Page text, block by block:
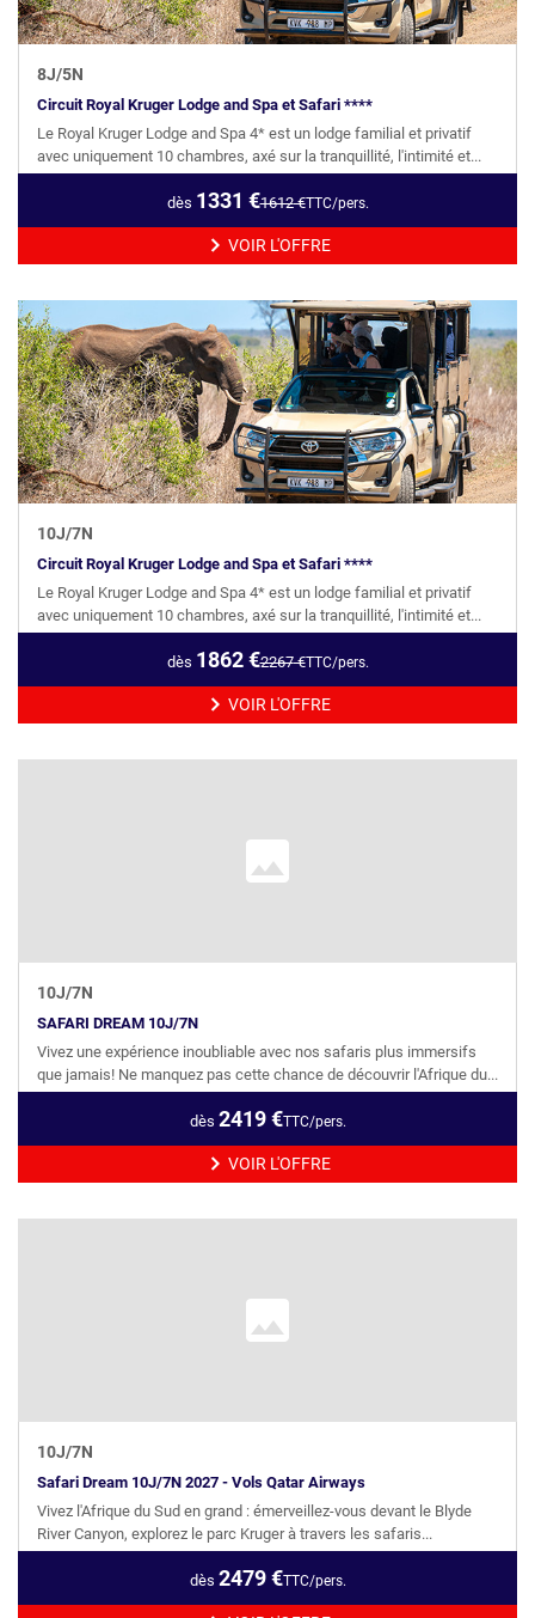
8J/5N
Circuit Royal Kruger Lodge and Spa et Safari ****
Le Royal Kruger Lodge and Spa 4* est un lodge familial et privatif
avec uniquement 10 chambres, axé sur la tranquillité, l'intimité et...
dès 1331 €1612€TTC/pers.
VOIR L'OFFRE
10J/7N
Circuit Royal Kruger Lodge and Spa et Safari ****
Le Royal Kruger Lodge and Spa 4* est un lodge familial et privatif
avec uniquement 10 chambres, axé sur la tranquillité, l'intimité et...
dès 1862€2267€TTC/pers.
VOIR L'OFFRE
10J/7N
SAFARI DREAM 10J/7N
Vivez une expérience inoubliable avec nos safaris plus immersifs
que jamais! Ne manquez pas cette chance de découvrir l'Afrique du...
dès 2419€TTC/pers.
VOIR L'OFFRE
10J/7N
Safari Dream 10J/7N 2027 - Vols Qatar Airways
Vivez l'Afrique du Sud en grand : émerveillez-vous devant le Blyde
River Canyon, explorez le parc Kruger à travers les safaris...
dès 2479€TTC/pers.